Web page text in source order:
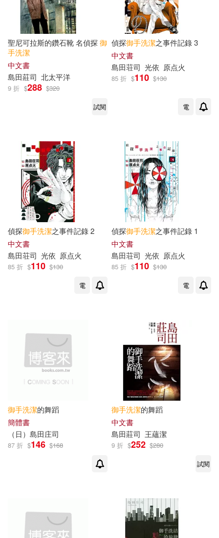
聖尼可拉斯的鑽石靴 名偵探 御
手洗潔
中文書
島田莊司 北太平洋
9 折 $288 $320
試閱
偵探御手洗潔之事件記錄 3
中文書
島田荘司 光依 原点火
85 折 $110 $130
電
偵探御手洗潔之事件記錄 2
中文書
島田荘司 光依 原点火
85 折 $110 $130
電
偵探御手洗潔之事件記錄 1
中文書
島田荘司 光依 原点火
85 折 $110 $130
電
御手洗潔的舞蹈
簡體書
（日）島田庄司
87 折 $146 $168
御手洗潔的舞蹈
中文書
島田莊司 王蘊潔
9 折 $252 $280
試閱